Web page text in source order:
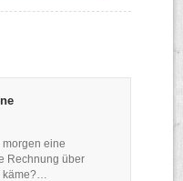
morgen eine
Rechnung über
käme?…